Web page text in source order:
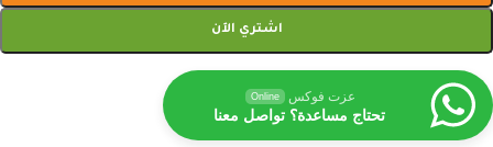
اشتري الآن
عزت فوكس Online
تحتاج مساعدة؟ تواصل معنا